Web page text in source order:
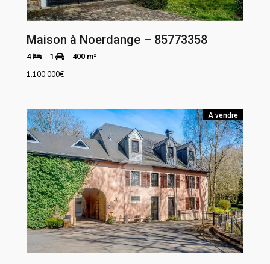
Maison à Noerdange – 85773358
4 1 400 m²
1.100.000€
A vendre